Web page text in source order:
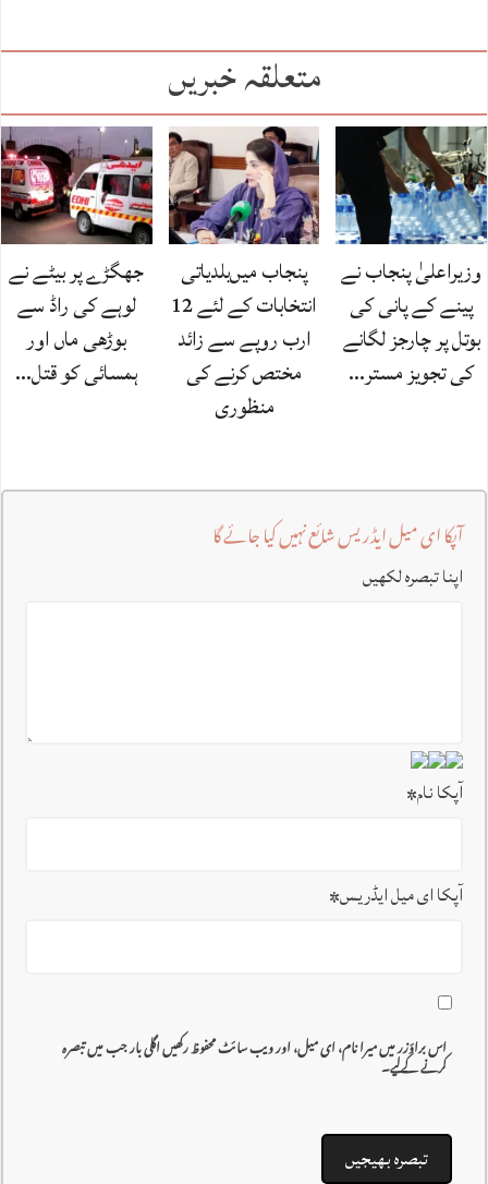
متعلقہ خبریں
وزیراعلیٰ پنجاب نے
پینے کے پانی کی
بوتل پر چارجز لگانے
کی تجویز مستر…
پنجاب میں‌بلدیاتی
انتخابات کے لئے 12
ارب روپے سے زائد
مختص کرنے کی
منظوری
جھگڑے پر بیٹے نے
لوہے کی راڈ سے
بوڑھی ماں اور
ہمسائی کو قتل…
آپکا ای میل ایڈریس شائع نہیں کیا جائے گا
اپنا تبصرہ لکھیں
آپکا نام*
آپکا ای میل ایڈریس*
اس براؤزر میں میرا نام، ای میل، اور ویب سائٹ محفوظ رکھیں اگلی بار جب میں تبصرہ
کرنے کےلیے۔